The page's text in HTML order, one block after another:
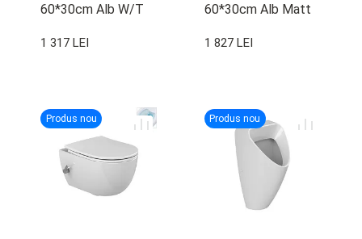
60*30cm Alb W/T
1 317 LEI
60*30cm Alb Matt
1 827 LEI
Produs nou Produs nou